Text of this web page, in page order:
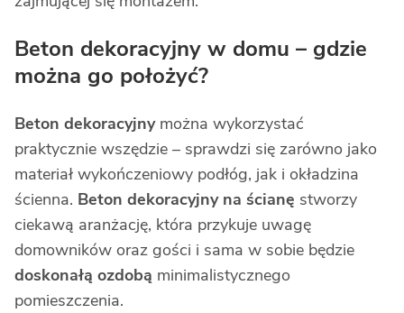
Beton dekoracyjny w domu – gdzie
można go położyć?
Beton dekoracyjnymożna wykorzystać
praktycznie wszędzie – sprawdzi się zarówno jako
materiał wykończeniowy podłóg, jak i okładzina
ścienna. Beton dekoracyjny na ścianę stworzy
ciekawą aranżację, która przykuje uwagę
domowników oraz gości i sama w sobie będzie
doskonałą ozdobą minimalistycznego
pomieszczenia.